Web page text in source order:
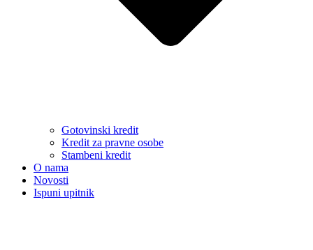
Gotovinski kredit
Kredit za pravne osobe
Stambeni kredit
O nama
Novosti
Ispuni upitnik